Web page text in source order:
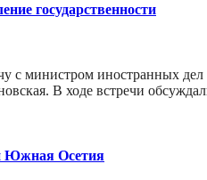
государственности
с министром иностранных
В ходе встречи
Южная Осетия